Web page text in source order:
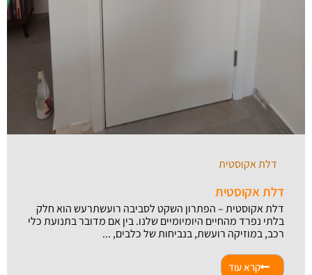
דלת אקוסטית
דלת אקוסטית
דלת אקוסטית – הפתרון השקט לסביבה רועשתרעש הוא חלק
בלתי נפרד מהחיים היומיומיים שלנו. בין אם מדובר בתנועת כלי
רכב, במוזיקה רועשת, בנביחות של כלבים, ...
קרא עוד